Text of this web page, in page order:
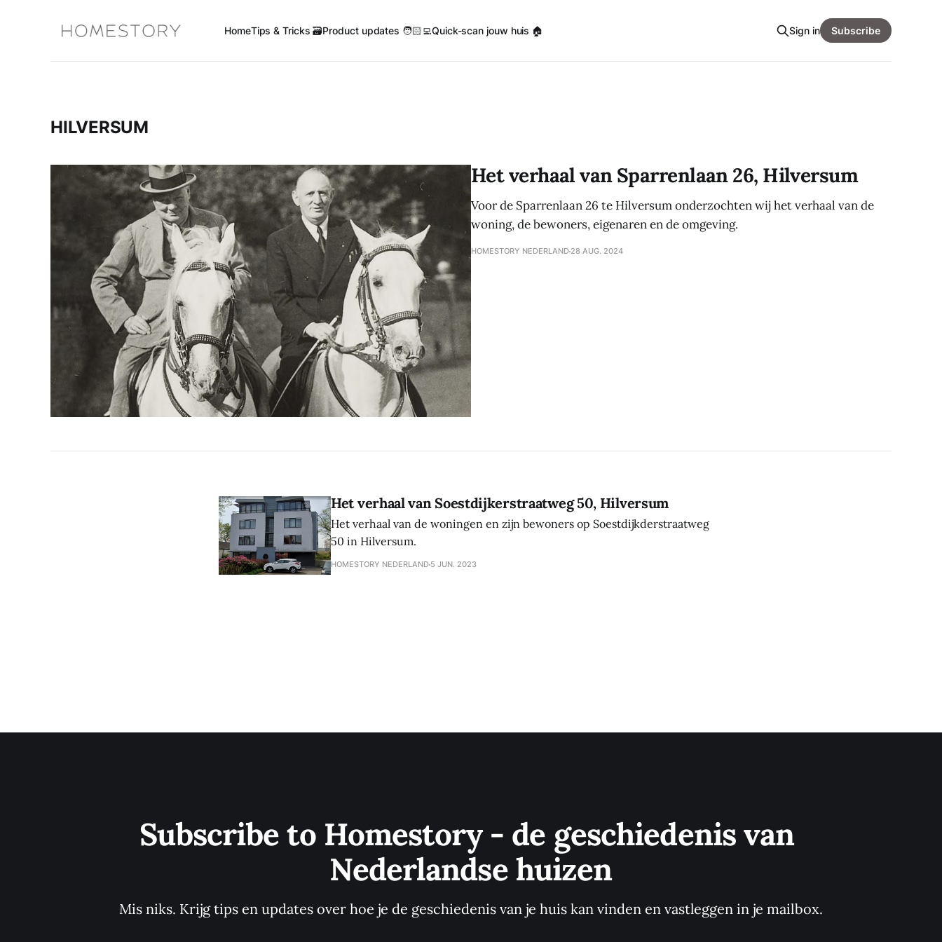
HomeTips & Tricks 🗃️Product updates 🧑🏻‍💻Quick-scan jouw huis 🏠 Sign in Subscribe
HILVERSUM
Het verhaal van Sparrenlaan 26, Hilversum
Voor de Sparrenlaan 26 te Hilversum onderzochten wij het verhaal van de
woning, de bewoners, eigenaren en de omgeving.
HOMESTORY NEDERLAND 28 AUG. 2024
Het verhaal van Soestdijkerstraatweg 50, Hilversum
Het verhaal van de woningen en zijn bewoners op Soestdijkderstraatweg
50 in Hilversum.
HOMESTORY NEDERLAND 5 JUN. 2023
Subscribe to Homestory - de geschiedenis van
Nederlandse huizen
Mis niks. Krijg tips en updates over hoe je de geschiedenis van je huis kan vinden en vastleggen in je mailbox.